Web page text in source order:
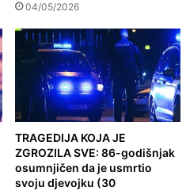
04/05/2026
TRAGEDIJA KOJA JE
ZGROZILA SVE: 86-godišnjak
osumnjičen da je usmrtio
svoju djevojku (30